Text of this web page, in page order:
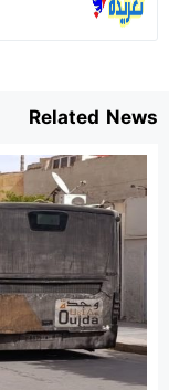
Related News